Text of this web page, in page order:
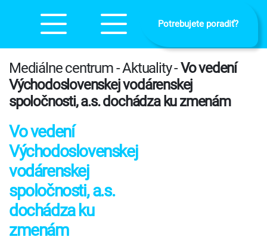
Potrebujete poradiť?
Mediálne centrum - Aktuality -Vo vedení
Východoslovenskej vodárenskej
spoločnosti, a.s. dochádza ku zmenám
Vo vedení
Východoslovenskej
vodárenskej
spoločnosti, a.s.
dochádza ku
zmenám